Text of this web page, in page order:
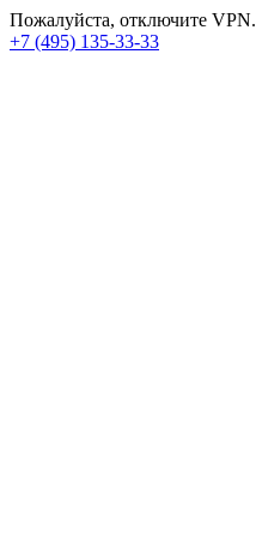
Пожалуйста, отключите VPN.
+7 (495) 135-33-33